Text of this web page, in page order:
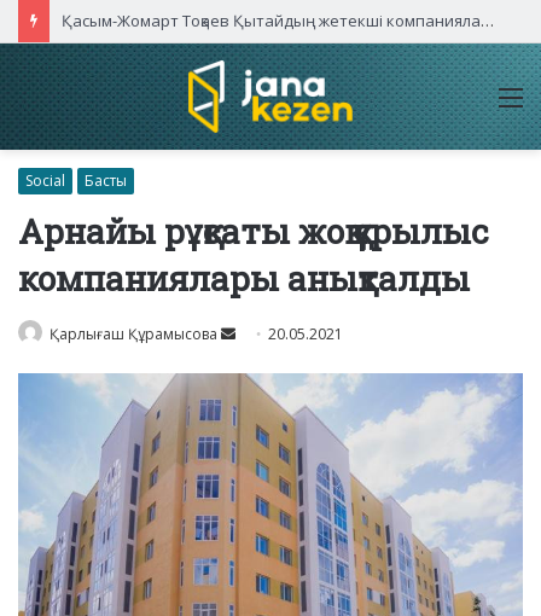
Қасым-Жомарт Тоқаев Қытайдың жетекші компаниялары басшыларымен кездесті
Social Басты
Арнайы рұқсаты жоқ құрылыс
компаниялары анықталды
Қарлығаш Құрамысова
Send
email
20.05.2021